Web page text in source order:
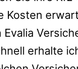
Kosten
Evalia
erhalte